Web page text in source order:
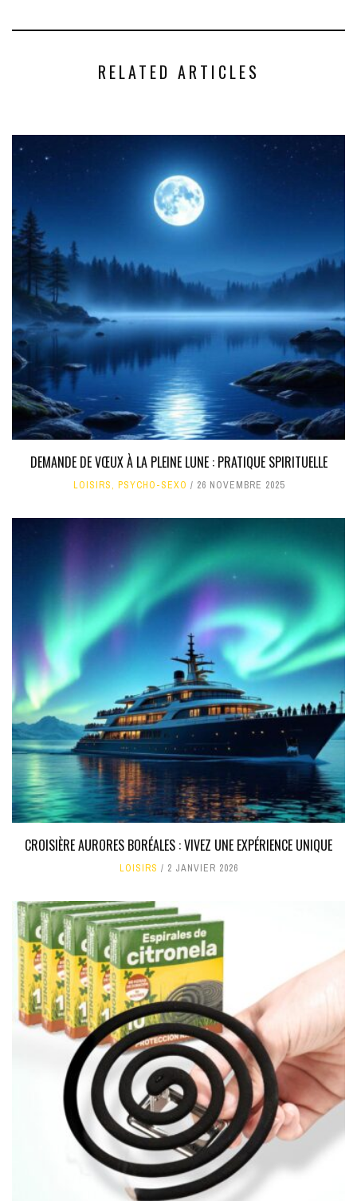
RELATED ARTICLES
DEMANDE DE VŒUX À LA PLEINE LUNE : PRATIQUE SPIRITUELLE
LOISIRS, PSYCHO-SEXO 26 NOVEMBRE 2025
CROISIÈRE AURORES BORÉALES : VIVEZ UNE EXPÉRIENCE UNIQUE
LOISIRS 2 JANVIER 2026